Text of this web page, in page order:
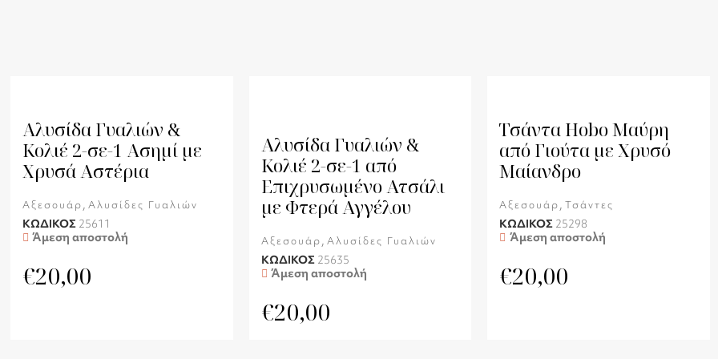
Αλυσίδα Γυαλιών &
Κολιέ 2-σε-1 Ασημί με
Χρυσά Αστέρια
Αξεσουάρ, Αλυσίδες Γυαλιών
ΚΩΔΙΚΟΣ 25611
Άμεση αποστολή
€20,00
Αλυσίδα Γυαλιών &
Κολιέ 2-σε-1 από
Επιχρυσωμένο Ατσάλι
με Φτερά Αγγέλου
Αξεσουάρ, Αλυσίδες Γυαλιών
ΚΩΔΙΚΟΣ 25635
Άμεση αποστολή
€20,00
Τσάντα Hobo Μαύρη
από Γιούτα με Χρυσό
Μαίανδρο
Αξεσουάρ, Τσάντες
ΚΩΔΙΚΟΣ 25298
Άμεση αποστολή
€20,00